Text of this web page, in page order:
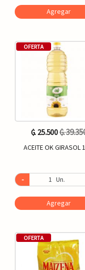
Agregar
OFERTA
₲. 25.500₲.
ACEITE OK GIRASOL
- Un.
Agregar
OFERTA